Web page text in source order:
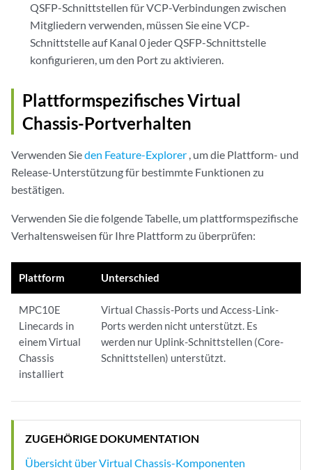
QSFP-Schnittstellen für VCP-Verbindungen zwischen
Mitgliedern verwenden, müssen Sie eine VCP-
Schnittstelle auf Kanal 0 jeder QSFP-Schnittstelle
konfigurieren, um den Port zu aktivieren.
PlattformspezifischesVirtual
Chassis-Portverhalten
Verwenden Sieden Feature-Explorer , um die Plattform- und
Release-Unterstützung für bestimmte Funktionen zu
bestätigen.
Verwenden Sie die folgende Tabelle, um plattformspezifische
Verhaltensweisen für Ihre Plattform zu überprüfen:
Plattform Unterschied
MPC10E
Linecards in
einem Virtual
Chassis
installiert
Virtual Chassis-Ports und Access-Link-
Ports werden nicht unterstützt. Es
werden nur Uplink-Schnittstellen (Core-
Schnittstellen) unterstützt.
ZUGEHÖRIGE DOKUMENTATION
Übersicht über Virtual Chassis-Komponenten